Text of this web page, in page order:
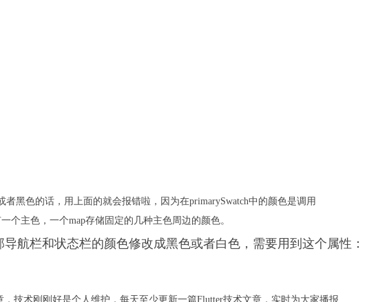
黑色的话，用上面的就会报错啦，因为在primarySwatch中的颜色是调用
个主色，一个map存储固定的几种主色周边的颜色。
航栏和状态栏的颜色修改成黑色或者白色，需要用到这个属性：
技术刚刚好是个人维护，每天至少更新一篇Flutter技术文章，实时为大家播报